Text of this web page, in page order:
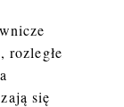
rozległe
się